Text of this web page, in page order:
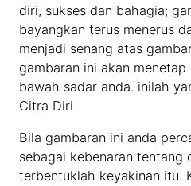
diri, sukses dan bahagia;
bayangkan terus menerus
menjadi senang atas
gambaran ini akan
bawah sadar anda. inilah
Citra Diri
Bila gambaran ini anda
sebagai kebenaran tentang
terbentuklah keyakinan itu.